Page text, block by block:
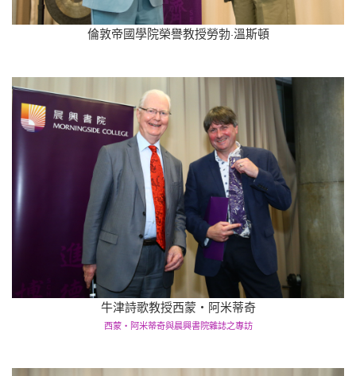
倫敦帝國學院榮譽教授勞勃·溫斯頓
牛津詩歌教授西蒙‧阿米蒂奇
西蒙‧阿米蒂奇與晨興書院雜誌之專訪